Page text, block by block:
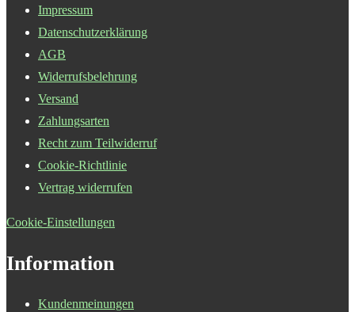
Impressum
Datenschutzerklärung
AGB
Widerrufsbelehrung
Versand
Zahlungsarten
Recht zum Teilwiderruf
Cookie-Richtlinie
Vertrag widerrufen
Cookie-Einstellungen
Information
Kundenmeinungen